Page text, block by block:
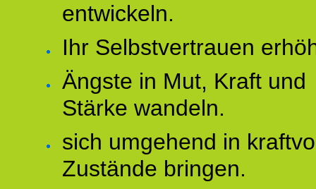
entwickeln.
Ihr Selbstvertrauen
Ängste in Mut, Kraft und
Stärke wandeln.
sich umgehend in
Zustände bringen.